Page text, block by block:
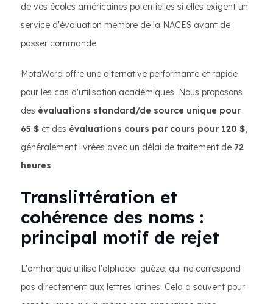
de vos écoles américaines potentielles si elles exigent un
service d'évaluation membre de la NACES avant de
passer commande.
MotaWord offre une alternative performante et rapide
pour les cas d'utilisation académiques. Nous proposons
des évaluations standard/de source unique pour
65 $ et des évaluations cours par cours pour 120 $,
généralement livrées avec un délai de traitement de 72
heures.
Translittération et
cohérence des noms :
principal motif de rejet
L'amharique utilise l'alphabet guèze, qui ne correspond
pas directement aux lettres latines. Cela a souvent pour